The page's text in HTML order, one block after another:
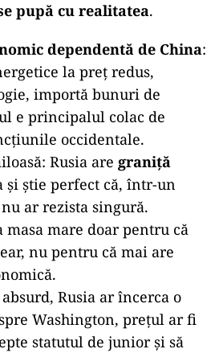
pupă cu realitatea.
dependentă de China:
la preț redus,
importă bunuri de
e principalul colac de
occidentale.
Rusia are graniță
și știe perfect că, într-un
ar rezista singură.
masa mare doar pentru că
nu pentru că mai are
Rusia ar încerca o
Washington, prețul ar fi
statutul de junior și să